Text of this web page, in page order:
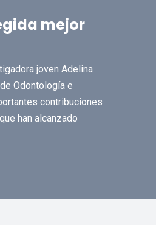
mejor
joven Adelina
Odontología e
contribuciones
han alcanzado